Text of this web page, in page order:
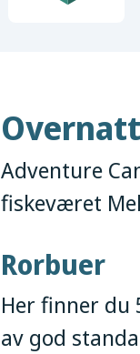
Adventure
fiskeværet
Rorbuer
Her finner du
av god